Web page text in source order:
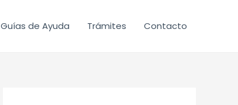
Guías de Ayuda Trámites Contacto